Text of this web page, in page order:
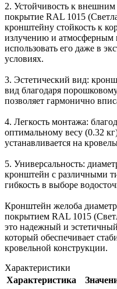
2. Устойчивость к
покрытие RAL 1015
кронштейну стойкость к
излучению и атмосферным
использовать его даже в
условиях.
3. Эстетический вид:
вид благодаря
позволяет гармонично
4. Легкость монтажа:
оптимальному весу (0.32
устанавливается на
5. Универсальность:
кронштейн с различными
гибкость в выборе
Кронштейн желоба
покрытием RAL 1015
это надежный и
который обеспечивает
кровельной конструкции.
Характеристики
Характеристика